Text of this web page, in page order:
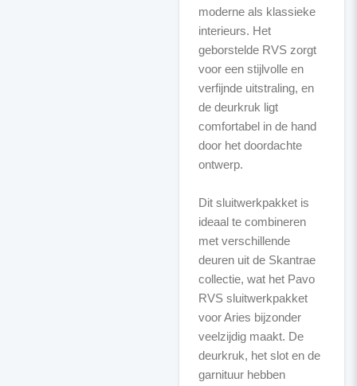
moderne als klassieke
interieurs. Het
geborstelde RVS zorgt
voor een stijlvolle en
verfijnde uitstraling, en
de deurkruk ligt
comfortabel in de hand
door het doordachte
ontwerp.
Dit sluitwerkpakket is
ideaal te combineren
met verschillende
deuren uit de Skantrae
collectie, wat het Pavo
RVS sluitwerkpakket
voor Aries bijzonder
veelzijdig maakt. De
deurkruk, het slot en de
garnituur hebben